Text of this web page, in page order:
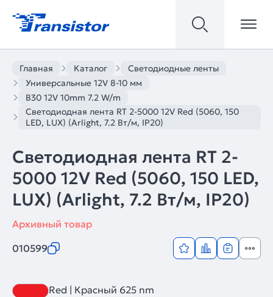
Главная Каталог
Светодиодные ленты
Универсальные 12V 8-10 мм
B30 12V 10mm 7.2 W/m
Светодиодная лента RT 2-5000 12V Red (5060, 150
LED, LUX) (Arlight, 7.2 Вт/м, IP20)
Светодиодная лента RT 2-
5000 12V Red (5060, 150 LED,
LUX) (Arlight, 7.2 Вт/м, IP20)
Архивный товар
010599
Red | Красный 625 nm